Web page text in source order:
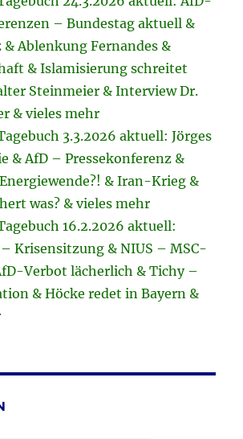
– Bundestag aktuell &
& Ablenkung Fernandes &
& Islamisierung schreitet
Steinmeier & Interview Dr.
& vieles mehr
3.3.2026 aktuell: Jörges
& AfD – Pressekonferenz &
& Iran-Krieg &
was? & vieles mehr
16.2.2026 aktuell:
– Krisensitzung & NIUS – MSC-
Verbot lächerlich & Tichy –
& Höcke redet in Bayern &